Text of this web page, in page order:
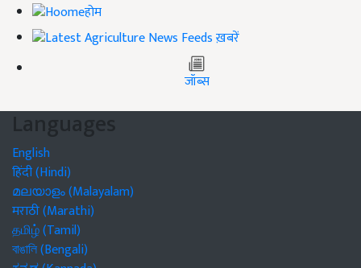
होम
ख़बरें
जॉब्स
Languages
English
हिंदी (Hindi)
മലയാളം (Malayalam)
मराठी (Marathi)
தமிழ் (Tamil)
বাঙালি (Bengali)